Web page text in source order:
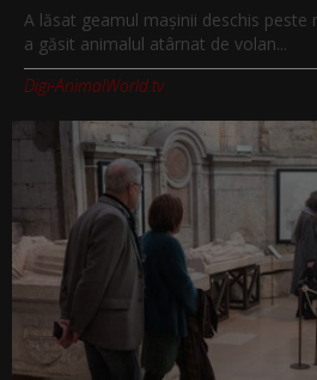
A lăsat geamul mașinii deschis
a găsit animalul atârnat de volan...
Digi-AnimalWorld.tv